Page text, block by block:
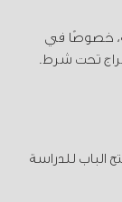
خصوصًا في
تحت شرط.
الباب للدراسة